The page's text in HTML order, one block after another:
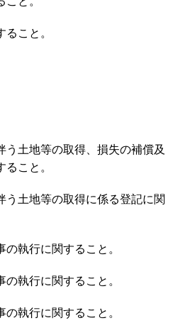
こと。
う土地等の取得、損失の補償及
こと。
う土地等の取得に係る登記に関
執行に関すること。
執行に関すること。
執行に関すること。